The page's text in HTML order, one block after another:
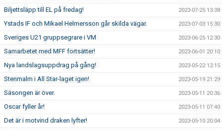
Biljettsläpp till EL på fredag! 2023-07-25 13:38
Ystads IF och Mikael Helmersson går skilda vägar. 2023-07-03 15:30
Sveriges U21 gruppsegrare i VM 2023-06-25 12:30
Samarbetet med MFF fortsätter! 2023-06-01 20:10
Nya landslagsuppdrag på gång! 2023-05-22 12:15
Stenmalm i All Star-laget igen! 2023-05-19 21:29
Säsongen är över. 2023-05-11 20:36
Oscar fyller år! 2023-05-11 07:40
Det är i motvind draken lyfter! 2023-05-10 20:04